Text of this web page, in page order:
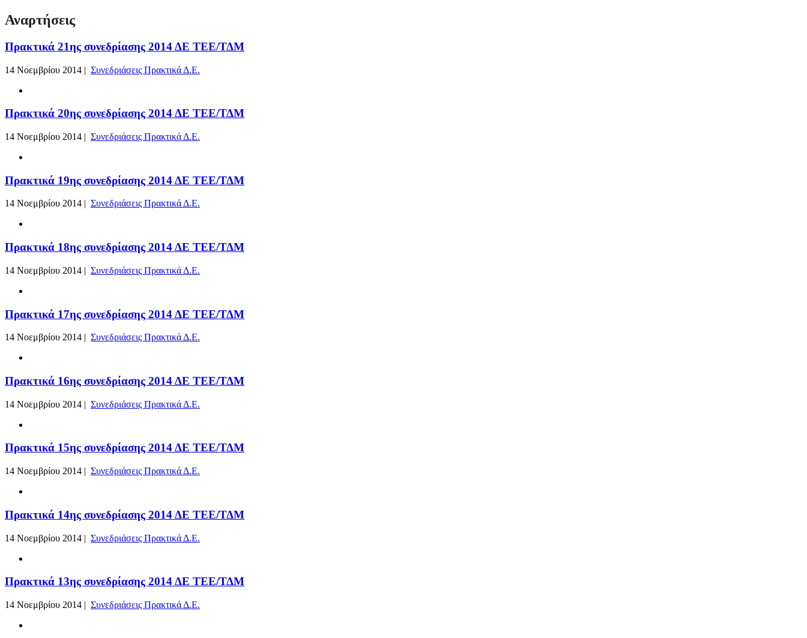
Αναρτήσεις
Πρακτικά 21ης συνεδρίασης 2014 ΔΕ ΤΕΕ/ΤΔΜ
14 Νοεμβρίου 2014 | Συνεδριάσεις Πρακτικά Δ.Ε.
Πρακτικά 20ης συνεδρίασης 2014 ΔΕ ΤΕΕ/ΤΔΜ
14 Νοεμβρίου 2014 | Συνεδριάσεις Πρακτικά Δ.Ε.
Πρακτικά 19ης συνεδρίασης 2014 ΔΕ ΤΕΕ/ΤΔΜ
14 Νοεμβρίου 2014 | Συνεδριάσεις Πρακτικά Δ.Ε.
Πρακτικά 18ης συνεδρίασης 2014 ΔΕ ΤΕΕ/ΤΔΜ
14 Νοεμβρίου 2014 | Συνεδριάσεις Πρακτικά Δ.Ε.
Πρακτικά 17ης συνεδρίασης 2014 ΔΕ ΤΕΕ/ΤΔΜ
14 Νοεμβρίου 2014 | Συνεδριάσεις Πρακτικά Δ.Ε.
Πρακτικά 16ης συνεδρίασης 2014 ΔΕ ΤΕΕ/ΤΔΜ
14 Νοεμβρίου 2014 | Συνεδριάσεις Πρακτικά Δ.Ε.
Πρακτικά 15ης συνεδρίασης 2014 ΔΕ ΤΕΕ/ΤΔΜ
14 Νοεμβρίου 2014 | Συνεδριάσεις Πρακτικά Δ.Ε.
Πρακτικά 14ης συνεδρίασης 2014 ΔΕ ΤΕΕ/ΤΔΜ
14 Νοεμβρίου 2014 | Συνεδριάσεις Πρακτικά Δ.Ε.
Πρακτικά 13ης συνεδρίασης 2014 ΔΕ ΤΕΕ/ΤΔΜ
14 Νοεμβρίου 2014 | Συνεδριάσεις Πρακτικά Δ.Ε.